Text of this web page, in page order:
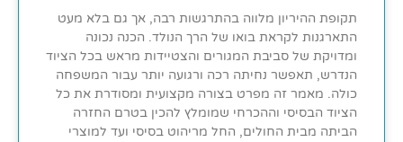
תקופת ההיריון מלווה בהתרגשות רבה, אך גם בלא מעט
התארגנות לקראת בואו של הרך הנולד. הכנה נכונה
ומדויקת של סביבת המגורים והצטיידות מראש בכל הציוד
הנדרש, תאפשר נחיתה רכה ורגועה יותר עבור המשפחה
כולה. מאמר זה מפרט בצורה מקצועית ומסודרת את כל
הציוד הבסיסי וההכרחי שמומלץ להכין בטרם החזרה
הביתה מבית החולים, החל מריהוט בסיסי ועד למוצרי